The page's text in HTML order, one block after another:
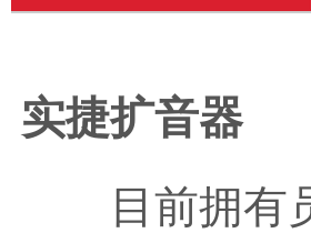
实捷扩音器
目前拥有